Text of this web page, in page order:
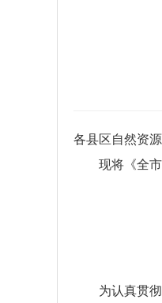
各县区自然资
现将《全
为认真贯